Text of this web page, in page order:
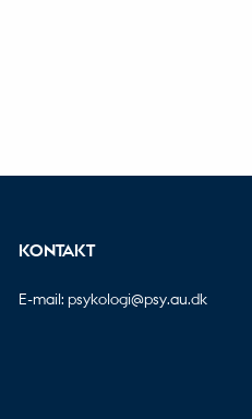
KONTAKT
E-mail: psykologi@psy.au.dk